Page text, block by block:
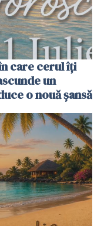
care cerul îți
un
o nouă șansă